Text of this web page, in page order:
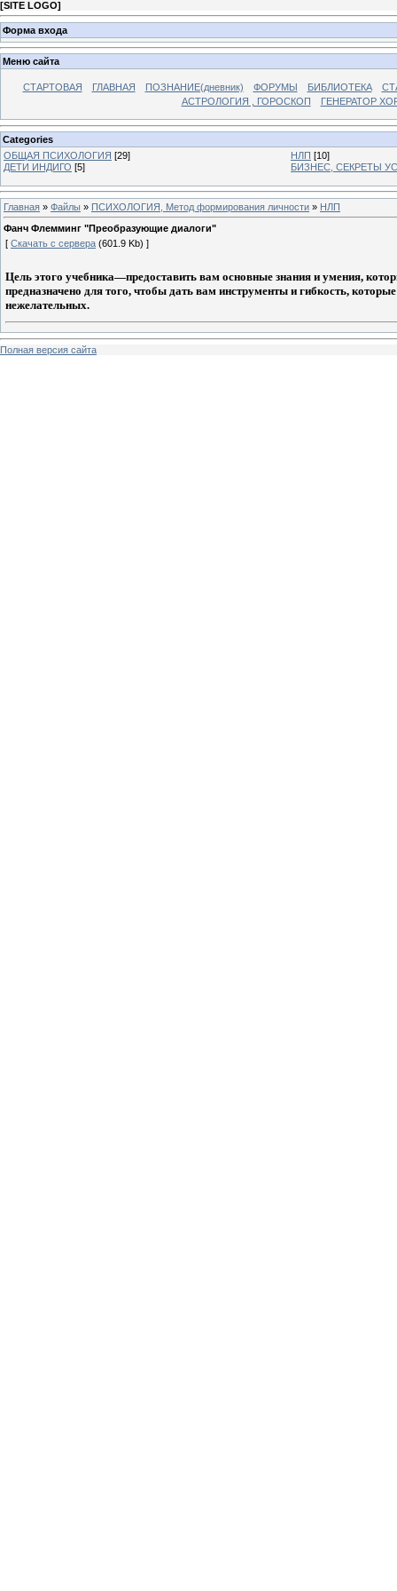
[SITE LOGO]
Форма входа
Меню сайта
СТАРТОВАЯ ГЛАВНАЯ ПОЗНАНИЕ(дневник) ФОРУМЫ БИБЛИОТЕКА
АСТРОЛОГИЯ , ГОРОСКОП
ГЕНЕРАТОР
Categories
ОБЩАЯ ПСИХОЛОГИЯ [29] НЛП [10]
ДЕТИ ИНДИГО [5] БИЗНЕС, СЕКРЕТЫ
Главная » Файлы » ПСИХОЛОГИЯ, Метод формирования личности » НЛП
Фанч Флемминг "Преобразующие диалоги"
[ Скачать с сервера (601.9 Kb) ]
Цель этого учебника—предоставить вам основные знания и умения,
предназначено для того, чтобы дать вам инструменты и гибкость,
нежелательных.
Полная версия сайта